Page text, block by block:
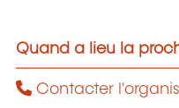
Quand a lieu la
Contacter